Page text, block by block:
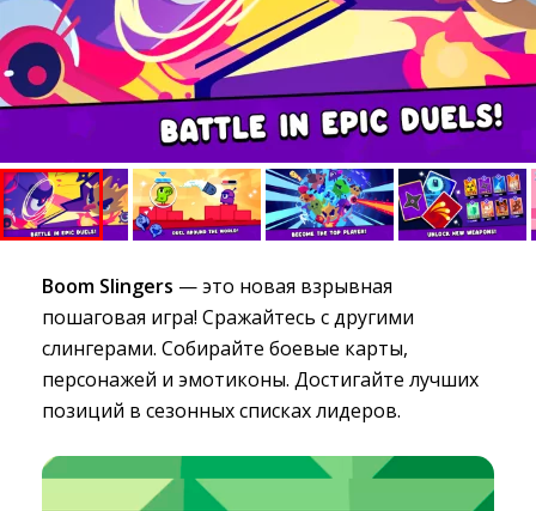
Boom Slingers — это новая взрывная
пошаговая игра! Сражайтесь с другими
слингерами. Собирайте боевые карты,
персонажей и эмотиконы. Достигайте лучших
позиций в сезонных списках лидеров.